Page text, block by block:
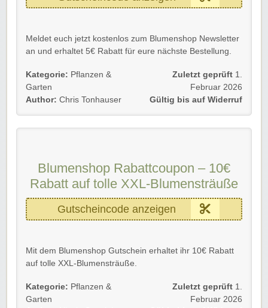
Meldet euch jetzt kostenlos zum Blumenshop Newsletter
an und erhaltet 5€ Rabatt für eure nächste Bestellung.
Außerdem bekommt ihr immer die neusten Angebote
und Aktionen sowie exklusive Gutscheine direkt per
Email zugeschickt.
Kategorie: Pflanzen &
Garten
Author: Chris Tonhauser
Zuletzt geprüft 1.
Februar 2026
Gültig bis auf Widerruf
Blumenshop Rabattcoupon – 10€
Rabatt auf tolle XXL-Blumensträuße
Gutscheincode anzeigen
Mit dem Blumenshop Gutschein erhaltet ihr 10€ Rabatt
auf tolle XXL-Blumensträuße.
Mindestbestellwert: 50€
Kategorie: Pflanzen &
Garten
Zuletzt geprüft 1.
Februar 2026